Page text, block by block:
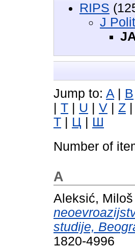
RIPS
J
Jump to: A | B
| T | U | V | Z |
Т | Ц | Ш
Number of
A
Aleksić, Miloš
studije,
1820-4996